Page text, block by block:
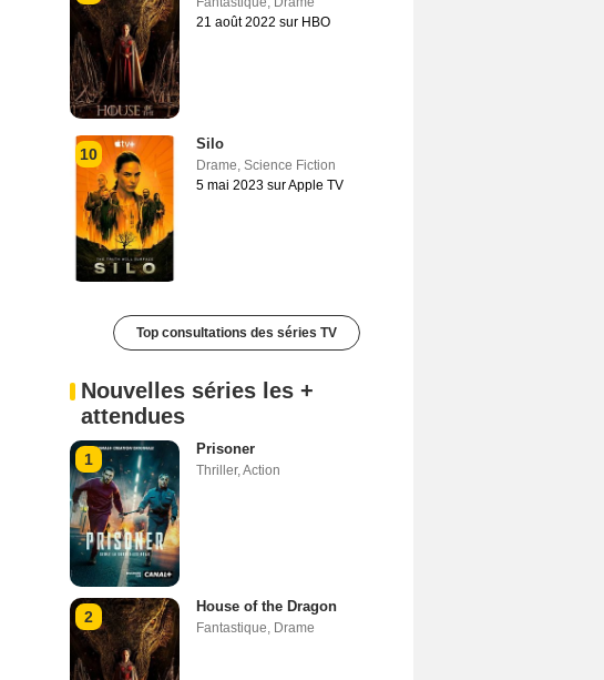
21 août 2022 sur HBO
10
Silo
Drame, Science Fiction
5 mai 2023 sur Apple TV
Top consultations des séries TV
Nouvelles séries les +
attendues
1
Prisoner
Thriller,Action
2
House of the Dragon
Fantastique, Drame